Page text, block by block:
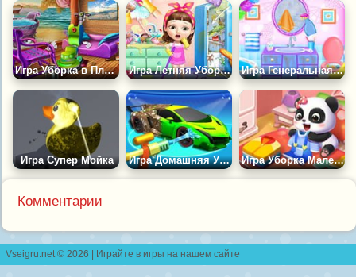
Игра Уборка в Пляжном Домике Игра Летняя Уборка Милашки Игра Генеральная Уборка Дома
Игра Супер Мойка Игра Домашняя Уборка 3Д Игра Уборка Маленькой Панды
Комментарии
Vseigru.net © 2026 | Играйте в игры на нашем сайте